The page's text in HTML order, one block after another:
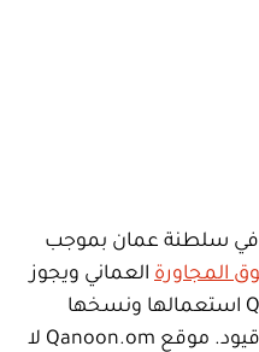
في سلطنة عمان بموجب
المجاورة العماني ويجوز
لمستخدمي موقع Qanoon.om استعمالها ونسخها
ونشرها وترجمتها مجانا ودون قيود. موقع Qanoon.om لا